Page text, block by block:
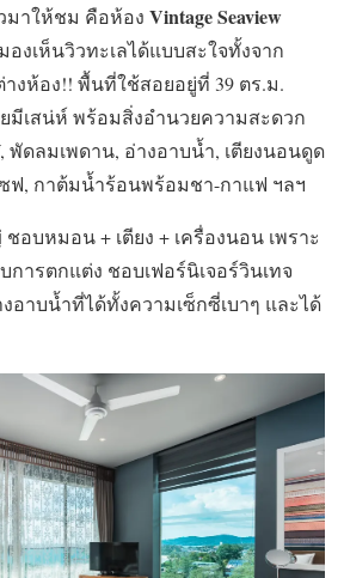
มาให้ชม คือห้อง Vintage Seaview
งเห็นวิวทะเลได้แบบสะใจทั้งจาก
างห้อง!! พื้นที่ใช้สอยอยู่ที่ 39 ตร.ม.
มีเสน่ห์ พร้อมสิ่งอำนวยความสะดวก
พัดลมเพดาน, อ่างอาบน้ำ, เตียงนอนดูด
, กาต้มน้ำร้อนพร้อมชา-กาแฟ ฯลฯ
อบหมอน + เตียง + เครื่องนอน เพราะ
ารตกแต่ง ชอบเฟอร์นิเจอร์วินเทจ
อาบน้ำที่ได้ทั้งความเซ็กซี่เบาๆ และได้